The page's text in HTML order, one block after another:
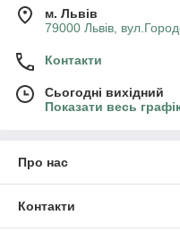
м. Львів
79000 Львів,
Контакти
Сьогодні вихідний
Показати весь
Про нас
Контакти